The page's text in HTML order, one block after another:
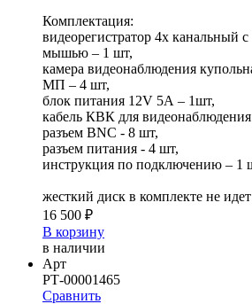
Комплектация:
видеорегистратор 4х канальный
мышью – 1 шт,
камера видеонаблюдения
МП – 4 шт,
блок питания 12V 5А – 1шт,
кабель КВК для
разъем BNC - 8 шт,
разъем питания - 4 шт,
инструкция по подключению – 1
жесткий диск в комплекте не идет
16 500 ₽
В корзину
в наличии
Арт
РТ-00001465
Сравнить